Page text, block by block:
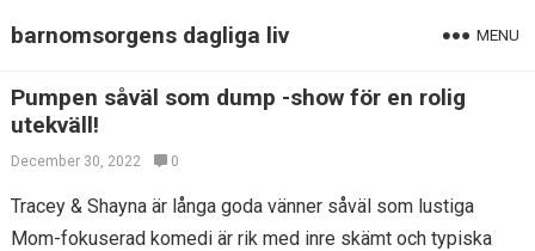
barnomsorgens dagliga liv MENU
Pumpen såväl som dump -show för en rolig
utekväll!
December 30, 2022 0
Tracey & Shayna är långa goda vänner såväl som lustiga
Mom-fokuserad komedi är rik med inre skämt och typiska